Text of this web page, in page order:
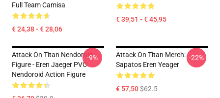
Full Team Camisa
€ 24,38 - € 28,06
€ 39,51 - € 45,95
Attack On Titan Nendoroid
Figure - Eren Jaeger PVC
Nendoroid Action Figure
-9%
Attack On Titan Merch:
Sapatos Eren Yeager
€ 57,50$62.5
-22%